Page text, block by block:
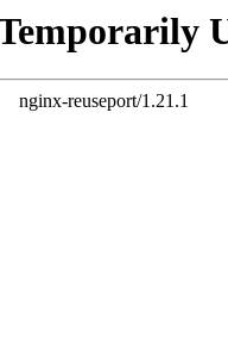
nginx-reuseport/1.21.1